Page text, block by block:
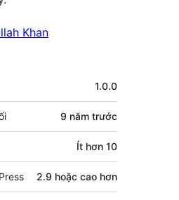
Khan
1.0.0
9 năm trước
Ít hơn 10
2.9 hoặc cao hơn